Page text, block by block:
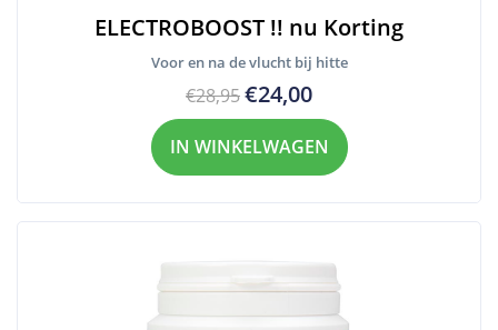
ELECTROBOOST !! nu Korting
Voor en na de vlucht bij hitte
€28,95€24,00
IN WINKELWAGEN